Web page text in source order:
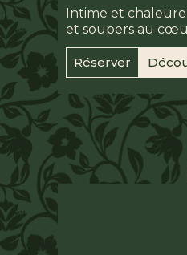
Intime et
et soupers au
Réserver